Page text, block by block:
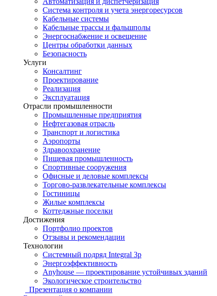
Система контроля и учета энергоресурсов
Кабельные системы
Кабельные трассы и фальшполы
Энергоснабжение и освещение
Центры обработки данных
Безопасность
Услуги
Консалтинг
Проектирование
Реализация
Эксплуатация
Отрасли промышленности
Промышленные предприятия
Нефтегазовая отрасль
Транспорт и логистика
Аэропорты
Здравоохранение
Пищевая промышленность
Спортивные сооружения
Офисные и деловые комплексы
Торгово-развлекательные комплексы
Гостиницы
Жилые комплексы
Коттеджные поселки
Достижения
Портфолио проектов
Отзывы и рекомендации
Технологии
Системный подряд Integral 3p
Энергоэффективность
Anyhouse — проектирование устойчивых зданий
Экологическое строительство
Презентация о компании